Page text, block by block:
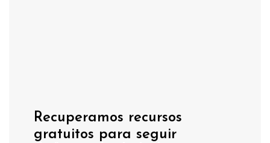
Recuperamos recursos
gratuitos para seguir